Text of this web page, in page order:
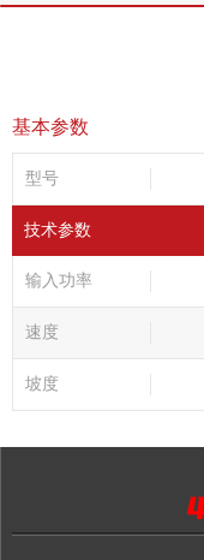
基本参数
型号
技术参数
输入功率
速度
坡度